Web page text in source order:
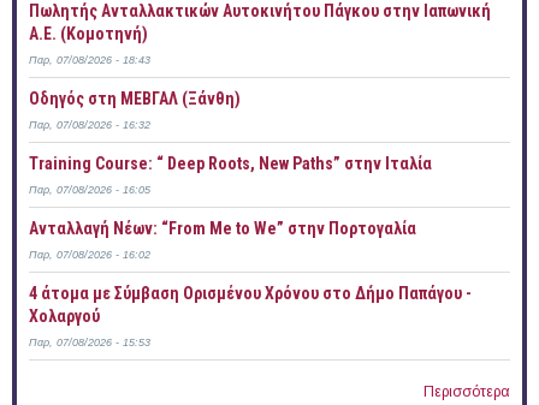
Πωλητής Ανταλλακτικών Αυτοκινήτου Πάγκου στην Ιαπωνική
Α.Ε. (Κομοτηνή)
Παρ, 07/08/2026 - 18:43
Οδηγός στη ΜΕΒΓΑΛ (Ξάνθη)
Παρ, 07/08/2026 - 16:32
Training Course: “ Deep Roots, New Paths” στην Ιταλία
Παρ, 07/08/2026 - 16:05
Ανταλλαγή Νέων: “From Me to We” στην Πορτογαλία
Παρ, 07/08/2026 - 16:02
4 άτομα με Σύμβαση Ορισμένου Χρόνου στο Δήμο Παπάγου -
Χολαργού
Παρ, 07/08/2026 - 15:53
Περισσότερα